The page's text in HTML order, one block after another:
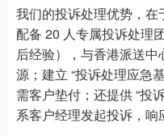
我们的投诉处理优势，在
配备 20 人专属投诉处理
后经验），与香港派送
源；建立 “投诉处理应急
需客户垫付；还提供 “投
系客户经理发起投诉，响